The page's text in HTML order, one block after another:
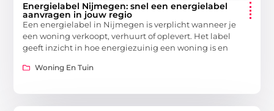
Energielabel Nijmegen: snel een energielabel
aanvragen in jouw regio
Een energielabel in Nijmegen is verplicht wanneer je
een woning verkoopt, verhuurt of oplevert. Het label
geeft inzicht in hoe energiezuinig een woning is en
Woning En Tuin